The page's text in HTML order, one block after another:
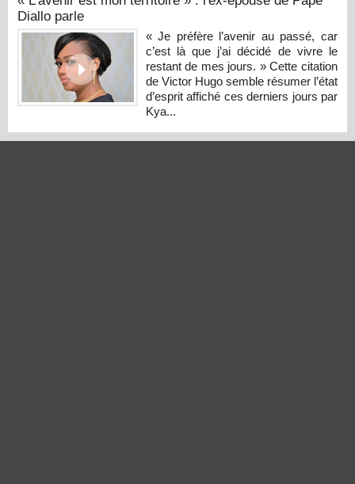
Diallo parle
« Je préfère l’avenir au passé, car
c’est là que j’ai décidé de vivre le
restant de mes jours. » Cette citation
de Victor Hugo semble résumer l’état
d’esprit affiché ces derniers jours par
Kya...